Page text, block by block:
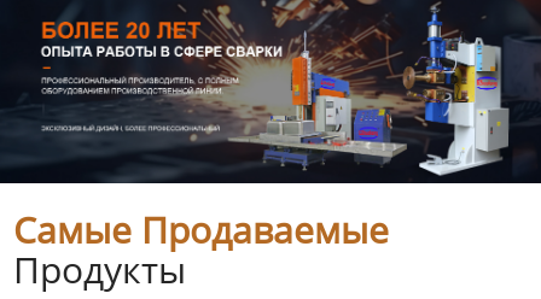
Самые Продаваемые
Продукты